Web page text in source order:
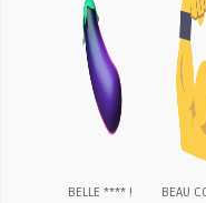
BELLE **** ! BEAU